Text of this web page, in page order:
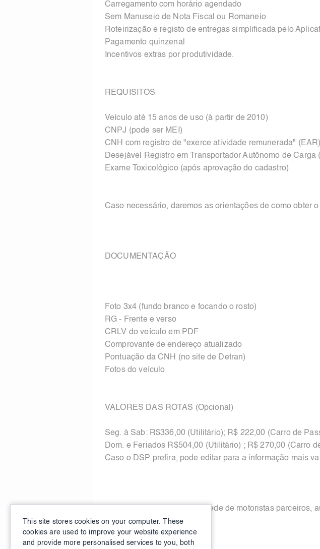
Carregamento com horário agendado
Sem Manuseio de Nota Fiscal ou Romaneio
Roteirização e registo de entregas simplificada pelo
Pagamento quinzenal
Incentivos extras por produtividade.
REQUISITOS
Veículo até 15 anos de uso (à partir de 2010)
CNPJ (pode ser MEI)
CNH com registro de "exerce atividade remunerada" (EAR)
Desejável Registro em Transportador Autônomo de Carga
Exame Toxicológico (após aprovação do cadastro)
Caso necessário, daremos as orientações de como obter
DOCUMENTAÇÃO
Foto 3x4 (fundo branco e focando o rosto)
RG - Frente e verso
CRLV do veículo em PDF
Comprovante de endereço atualizado
Pontuação da CNH (no site de Detran)
Fotos do veículo
VALORES DAS ROTAS (Opcional)
Seg. à Sab: R$336,00 (Utilitário); R$ 222,00 (Carro de
Dom. e Feriados R$504,00 (Utilitário) ; R$ 270,00 (Carro
Caso o DSP prefira, pode editar para a informação mais
Venha fazer parte da nossa rede de motoristas
segurança.
This site stores cookies on your computer. These
cookies are used to improve your website experience
and provide more personalised services to you, both